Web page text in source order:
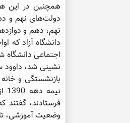
دولت‌های نهم و
نهم، دهم و
بازنشستگی و
فرستادند،
وضعیت آموزشی،